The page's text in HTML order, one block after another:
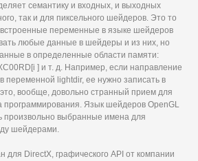
семантику и входных, и выходных
так и для пиксельного шейдеров. Это то
переменные в языке шейдеров
любые данные в шейдеры и из них, но
в определенные области памяти:
] и т. д. Например, если направление
переменной lightdir, ее нужно записать в
вообще, довольно странный прием для
программирования. Язык шейдеров OpenGL
произвольно выбранные имена для
шейдерами.
для DirectX, графического API от компании